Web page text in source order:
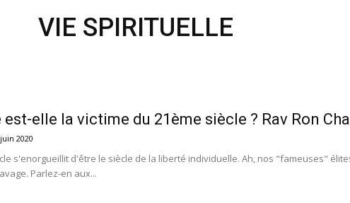
vos
VIE SPIRITUELLE
est-elle la victime du 21ème siècle ? Rav Ron
2020
s'enorgueillit d'être le siècle de la liberté individuelle. Ah, nos "fameuses"
Parlez-en aux...